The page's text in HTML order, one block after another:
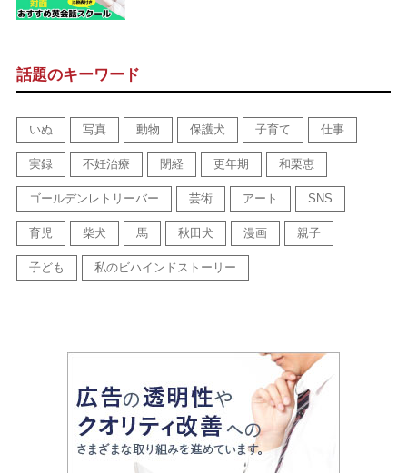
話題のキーワード
いぬ 写真 動物 保護犬 子育て 仕事
実録 不妊治療 閉経 更年期 和栗恵
ゴールデンレトリーバー 芸術 アート SNS
育児 柴犬 馬 秋田犬 漫画 親子
子ども 私のビハインドストーリー